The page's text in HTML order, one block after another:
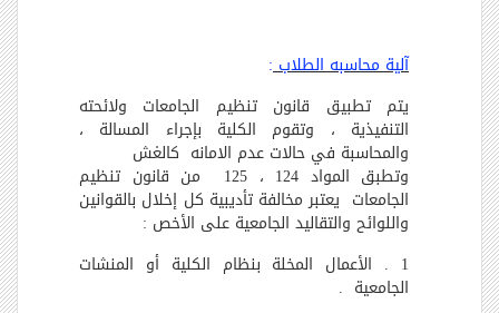
آلية محاسبه الطلاب:
يتم تطبيق قانون تنظيم الجامعات ولائحته
التنفيذية ، وتقوم الكلية بإجراء المسالة ،
والمحاسبة في حالات عدم الامانه كالغش
وتطبق المواد 124 ، 125 من قانون تنظيم
الجامعات يعتبر مخالفة تأديبية كل إخلال بالقوانين
واللوائح والتقاليد الجامعية على الأخص :
1 . الأعمال المخلة بنظام الكلية أو المنشات
الجامعية .